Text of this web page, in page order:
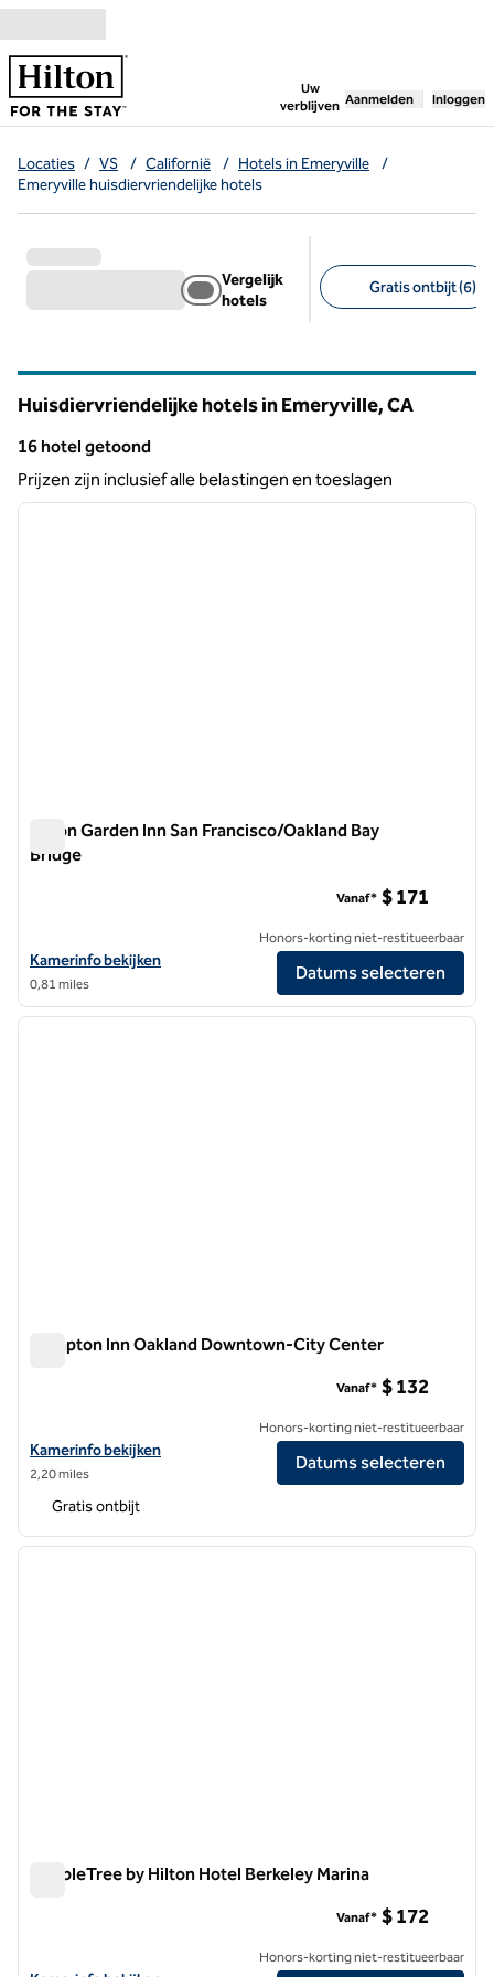
Ga door naar inhoud
Uw
verblijven
, opent nieuw
Aanmelden Inloggen
Locaties / VS / Californië / Hotels in Emeryville
/
Emeryville huisdiervriendelijke hotels
Vergelijk
hotels
Gratis ontbijt (6)
Huisdiervriendelijke hotels in Emeryville,CA
16 hotel getoond
16 hotel getoond
Prijzen zijn inclusief alle belastingen en toeslagen
1 van 12
Hilton Garden Inn San Francisco/Oakland Bay
Bridge
Bekijk hoteldetails voor Hilton Garden Inn San Francisco/Oakland
Kamerinfo bekijken
0,81 miles
Vanaf* $ 171
Honors-korting niet-restitueerbaar
Datums selecteren
1/12
1 van 12
Hampton Inn Oakland Downtown-City Center
Bekijk hoteldetails voor Hampton Inn Oakland Downtown-City
Kamerinfo bekijken
2,20 miles
Vanaf* $ 132
Honors-korting niet-restitueerbaar
Datums selecteren
Gratis ontbijt
1 van 12
DoubleTree by Hilton Hotel Berkeley Marina
Vanaf* $ 172
Honors-korting niet-restitueerbaar